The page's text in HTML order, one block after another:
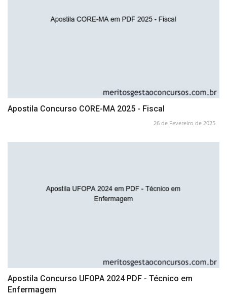
Apostila Concurso CORE-MA 2025 - Fiscal
26 de Fevereiro de 2025
Apostila Concurso UFOPA 2024 PDF - Técnico em
Enfermagem